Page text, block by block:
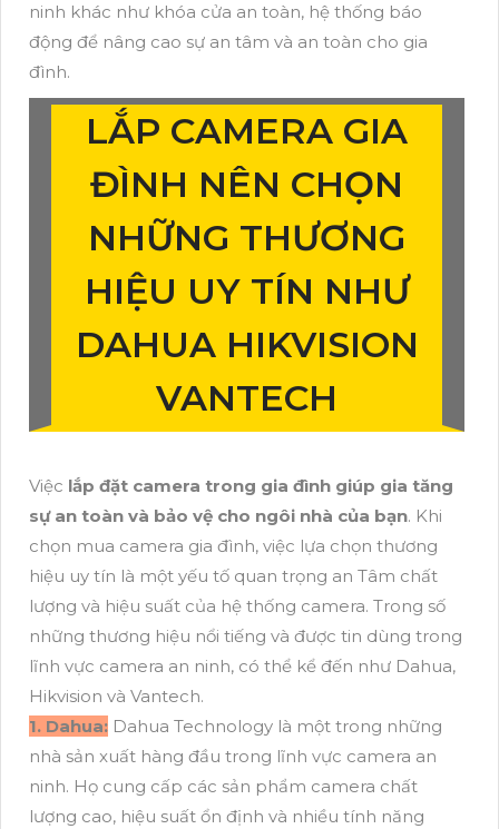
ninh khác như khóa cửa an toàn, hệ thống báo
động để nâng cao sự an tâm và an toàn cho gia
đình.
LẮP CAMERA GIA
ĐÌNH NÊN CHỌN
NHỮNG THƯƠNG
HIỆU UY TÍN NHƯ
DAHUA HIKVISION
VANTECH
Việc lắp đặt camera trong gia đình giúp gia tăng
sự an toàn và bảo vệ cho ngôi nhà của bạn. Khi
chọn mua camera gia đình, việc lựa chọn thương
hiệu uy tín là một yếu tố quan trọng an Tâm chất
lượng và hiệu suất của hệ thống camera. Trong số
những thương hiệu nổi tiếng và được tin dùng trong
lĩnh vực camera an ninh, có thể kể đến như Dahua,
Hikvision và Vantech.
1. Dahua: Dahua Technology là một trong những
nhà sản xuất hàng đầu trong lĩnh vực camera an
ninh. Họ cung cấp các sản phẩm camera chất
lượng cao, hiệu suất ổn định và nhiều tính năng